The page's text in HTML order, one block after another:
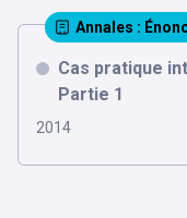
Annales :
Cas pratique
Partie 1
2014